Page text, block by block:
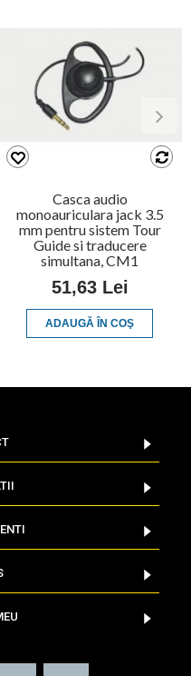
Casca audio
monoauriculara jack 3.5
mm pentru sistem Tour
Guide si traducere
simultana, CM1
51,63 Lei
ADAUGĂ ÎN COŞ